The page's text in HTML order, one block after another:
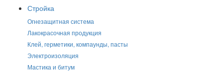
Стройка
Огнезащитная система
Лакокрасочная продукция
Клей, герметики, компаунды, пасты
Электроизоляция
Мастика и битум